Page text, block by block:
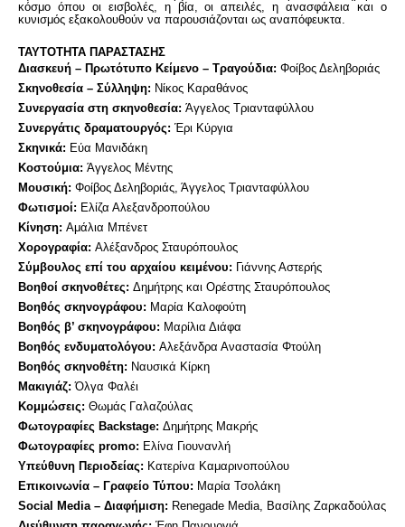
κόσμο όπου οι εισβολές, η βία, οι απειλές, η ανασφάλεια και ο
κυνισμός εξακολουθούν να παρουσιάζονται ως αναπόφευκτα.
ΤΑΥΤΟΤΗΤΑ ΠΑΡΑΣΤΑΣΗΣ
Διασκευή – Πρωτότυπο Κείμενο – Τραγούδια: Φοίβος Δεληβοριάς
Σκηνοθεσία – Σύλληψη: Νίκος Καραθάνος
Συνεργασία στη σκηνοθεσία: Άγγελος Τριανταφύλλου
Συνεργάτις δραματουργός: Έρι Κύργια
Σκηνικά: Εύα Μανιδάκη
Κοστούμια: Άγγελος Μέντης
Μουσική: Φοίβος Δεληβοριάς, Άγγελος Τριανταφύλλου
Φωτισμοί: Ελίζα Αλεξανδροπούλου
Κίνηση: Αμάλια Μπένετ
Χορογραφία: Αλέξανδρος Σταυρόπουλος
Σύμβουλος επί του αρχαίου κειμένου: Γιάννης Αστερής
Βοηθοί σκηνοθέτες: Δημήτρης και Ορέστης Σταυρόπουλος
Βοηθός σκηνογράφου: Μαρία Καλοφούτη
Bοηθός β’ σκηνογράφου: Μαρίλια Διάφα
Βοηθός ενδυματολόγου: Αλεξάνδρα Αναστασία Φτούλη
Βοηθός σκηνοθέτη: Ναυσικά Κίρκη
Μακιγιάζ: Όλγα Φαλέι
Κομμώσεις: Θωμάς Γαλαζούλας
Φωτογραφίες Backstage: Δημήτρης Μακρής
Φωτογραφίες promo: Ελίνα Γιουνανλή
Υπεύθυνη Περιοδείας: Κατερίνα Καμαρινοπούλου
Επικοινωνία – Γραφείο Τύπου: Μαρία Τσολάκη
Social Media– Διαφήμιση: Renegade Media, Βασίλης Ζαρκαδούλας